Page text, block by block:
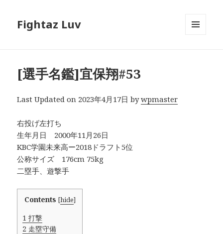
Fightaz Luv
[選手名鑑]宜保翔#53
Last Updated on 2023年4月17日 bywpmaster
右投げ左打ち
生年月日 2000年11月26日
KBC学園未来高ー2018ドラフト5位
公称サイズ 176cm 75kg
二塁手、遊撃手
Contents [hide]
1 打撃
2 走塁守備